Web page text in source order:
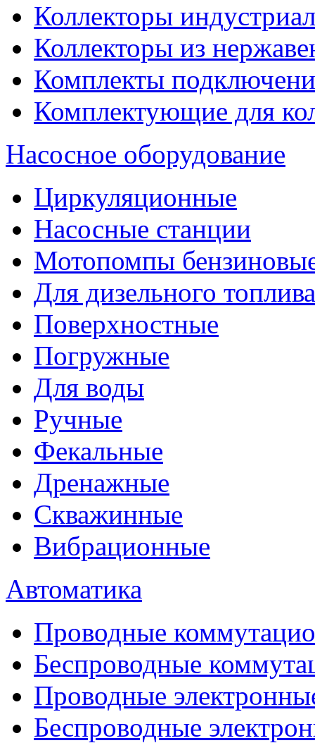
Коллекторы
Коллекторы из
Комплекты
Комплектующие для
Насосное оборудование
Циркуляционные
Насосные станции
Мотопомпы
Для дизельного топлива
Поверхностные
Погружные
Для воды
Ручные
Фекальные
Дренажные
Скважинные
Вибрационные
Автоматика
Проводные
Беспроводные
Проводные
Беспроводные